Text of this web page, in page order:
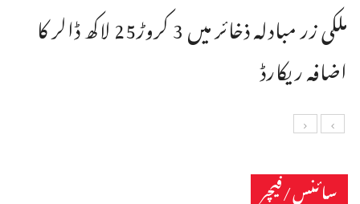
ملکی زر مبادلہ ذخائر میں 3 کروڑ25 لاکھ ڈالر کا
اضافہ ریکارڈ
سائنس/فیچر